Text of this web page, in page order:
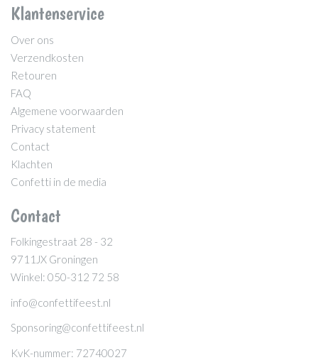
Klantenservice
Over ons
Verzendkosten
Retouren
FAQ
Algemene voorwaarden
Privacy statement
Contact
Klachten
Confetti in de media
Contact
Folkingestraat 28 - 32
9711JX Groningen
Winkel: 050-312 72 58
info@confettifeest.nl
Sponsoring@confettifeest.nl
KvK-nummer: 72740027